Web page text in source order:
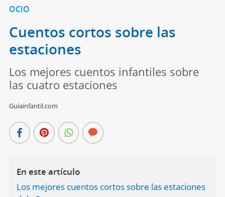
OCIO
Cuentos cortos sobre las
estaciones
Los mejores cuentos infantiles sobre
las cuatro estaciones
Guiainfantil.com
En este artículo
Los mejores cuentos cortos sobre las estaciones